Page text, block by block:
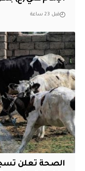
قبل 23 ساعة